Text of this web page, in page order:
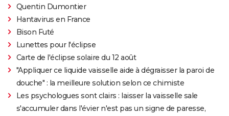
Quentin Dumontier
Hantavirus en France
Bison Futé
Lunettes pour l'éclipse
Carte de l'éclipse solaire du 12 août
"Appliquer ce liquide vaisselle aide à dégraisser la paroi de
douche" : la meilleure solution selon ce chimiste
Les psychologues sont clairs : laisser la vaisselle sale
s'accumuler dans l'évier n'est pas un signe de paresse,